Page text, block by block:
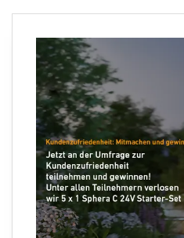
Ihre E-Mail Adresse
Folgen Sie uns